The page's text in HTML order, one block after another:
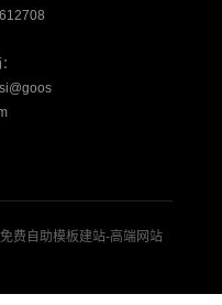
费自助模板建站-高端网站